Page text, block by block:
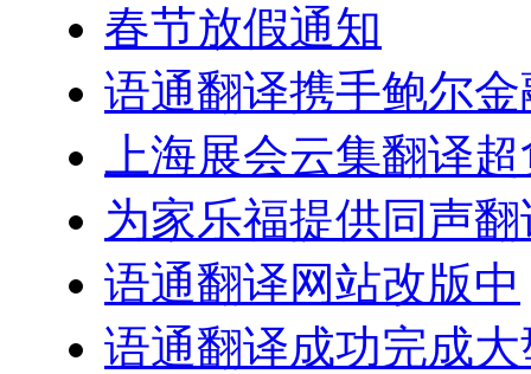
春节放假通知
语通翻译携手鲍尔
上海展会云集翻译
为家乐福提供同声
语通翻译网站改版中
语通翻译成功完成